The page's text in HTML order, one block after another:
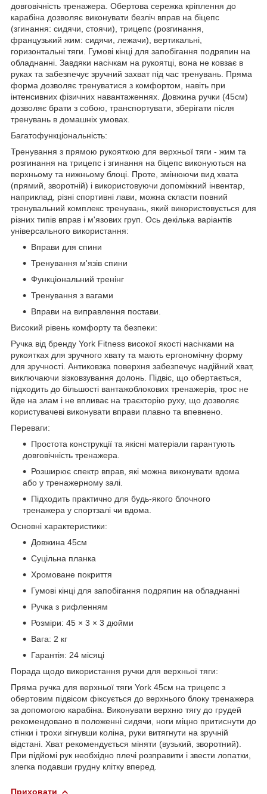
довговічність тренажера. Обертова сережка кріплення до
карабіна дозволяє виконувати безліч вправ на біцепс
(згинання: сидячи, стоячи), трицепс (розгинання,
французький жим: сидячи, лежачи), вертикальні,
горизонтальні тяги. Гумові кінці для запобігання подряпин на
обладнанні. Завдяки насічкам на рукоятці, вона не ковзає в
руках та забезпечує зручний захват під час тренувань. Пряма
форма дозволяє тренуватися з комфортом, навіть при
інтенсивних фізичних навантаженнях. Довжина ручки (45см)
дозволяє брати з собою, транспортувати, зберігати після
тренувань в домашніх умовах.
Багатофункціональність:
Тренування з прямою рукояткою для верхньої тяги - жим та
розгинання на трицепс і згинання на біцепс виконуються на
верхньому та нижньому блоці. Проте, змінюючи вид хвата
(прямий, зворотній) і використовуючи допоміжний інвентар,
наприклад, різні спортивні лави, можна скласти повний
тренувальний комплекс тренувань, який використовується для
різних типів вправ і м'язових груп. Ось декілька варіантів
універсального використання:
Вправи для спини
Тренування м'язів спини
Функціональний тренінг
Тренування з вагами
Вправи на виправлення постави.
Високий рівень комфорту та безпеки:
Ручка від бренду York Fitness високої якості насічками на
рукоятках для зручного хвату та мають ергономічну форму
для зручності. Антиковзка поверхня забезпечує надійний хват,
виключаючи зізковзування долонь. Підвіс, що обертається,
підходить до більшості вантажоблокових тренажерів, трос не
йде на злам і не впливає на траєкторію руху, що дозволяє
користувачеві виконувати вправи плавно та впевнено.
Переваги:
Простота конструкції та якісні матеріали гарантують
довговічність тренажера.
Розширює спектр вправ, які можна виконувати вдома
або у тренажерному залі.
Підходить практично для будь-якого блочного
тренажера у спортзалі чи вдома.
Основні характеристики:
Довжина 45см
Суцільна планка
Хромоване покриття
Гумові кінці для запобігання подряпин на обладнанні
Ручка з рифленням
Розміри: 45 × 3 × 3 дюйми
Вага: 2 кг
Гарантія: 24 місяці
Порада щодо використання ручки для верхньої тяги:
Пряма ручка для верхньої тяги York 45см на трицепс з
обертовим підвісом фіксується до верхнього блоку тренажера
за допомогою карабіна. Виконувати верхню тягу до грудей
рекомендовано в положенні сидячи, ноги міцно притиснути до
стінки і трохи зігнувши коліна, руки витягнути на зручній
відстані. Хват рекомендується міняти (вузький, зворотний).
При підйомі рук необхідно плечі розправити і звести лопатки,
злегка подавши грудну клітку вперед.
Приховати